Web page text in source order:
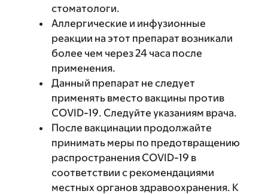
стоматологи.
Аллергические и инфузионные
реакции на этот препарат возникали
более чем через 24 часа после
применения.
Данный препарат не следует
применять вместо вакцины против
COVID-19. Следуйте указаниям врача.
После вакцинации продолжайте
принимать меры по предотвращению
распространения COVID-19 в
соответствии с рекомендациями
местных органов здравоохранения. К